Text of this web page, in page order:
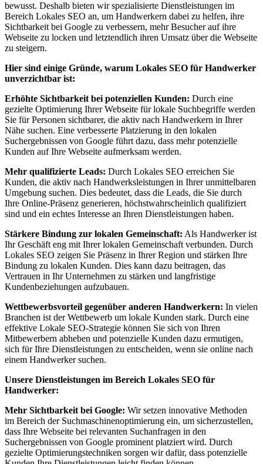
bewusst. Deshalb bieten wir spezialisierte Dienstleistungen im
Bereich Lokales SEO an, um Handwerkern dabei zu helfen, ihre
Sichtbarkeit bei Google zu verbessern, mehr Besucher auf ihre
Webseite zu locken und letztendlich ihren Umsatz über die Webseite
zu steigern.
Hier sind einige Gründe, warum Lokales SEO für Handwerker
unverzichtbar ist:
Erhöhte Sichtbarkeit bei potenziellen Kunden: Durch eine
gezielte Optimierung Ihrer Webseite für lokale Suchbegriffe werden
Sie für Personen sichtbarer, die aktiv nach Handwerkern in Ihrer
Nähe suchen. Eine verbesserte Platzierung in den lokalen
Suchergebnissen von Google führt dazu, dass mehr potenzielle
Kunden auf Ihre Webseite aufmerksam werden.
Mehr qualifizierte Leads: Durch Lokales SEO erreichen Sie
Kunden, die aktiv nach Handwerksleistungen in Ihrer unmittelbaren
Umgebung suchen. Dies bedeutet, dass die Leads, die Sie durch
Ihre Online-Präsenz generieren, höchstwahrscheinlich qualifiziert
sind und ein echtes Interesse an Ihren Dienstleistungen haben.
Stärkere Bindung zur lokalen Gemeinschaft: Als Handwerker ist
Ihr Geschäft eng mit Ihrer lokalen Gemeinschaft verbunden. Durch
Lokales SEO zeigen Sie Präsenz in Ihrer Region und stärken Ihre
Bindung zu lokalen Kunden. Dies kann dazu beitragen, das
Vertrauen in Ihr Unternehmen zu stärken und langfristige
Kundenbeziehungen aufzubauen.
Wettbewerbsvorteil gegenüber anderen Handwerkern: In vielen
Branchen ist der Wettbewerb um lokale Kunden stark. Durch eine
effektive Lokale SEO-Strategie können Sie sich von Ihren
Mitbewerbern abheben und potenzielle Kunden dazu ermutigen,
sich für Ihre Dienstleistungen zu entscheiden, wenn sie online nach
einem Handwerker suchen.
Unsere Dienstleistungen im Bereich Lokales SEO für
Handwerker:
Mehr Sichtbarkeit bei Google: Wir setzen innovative Methoden
im Bereich der Suchmaschinenoptimierung ein, um sicherzustellen,
dass Ihre Webseite bei relevanten Suchanfragen in den
Suchergebnissen von Google prominent platziert wird. Durch
gezielte Optimierungstechniken sorgen wir dafür, dass potenzielle